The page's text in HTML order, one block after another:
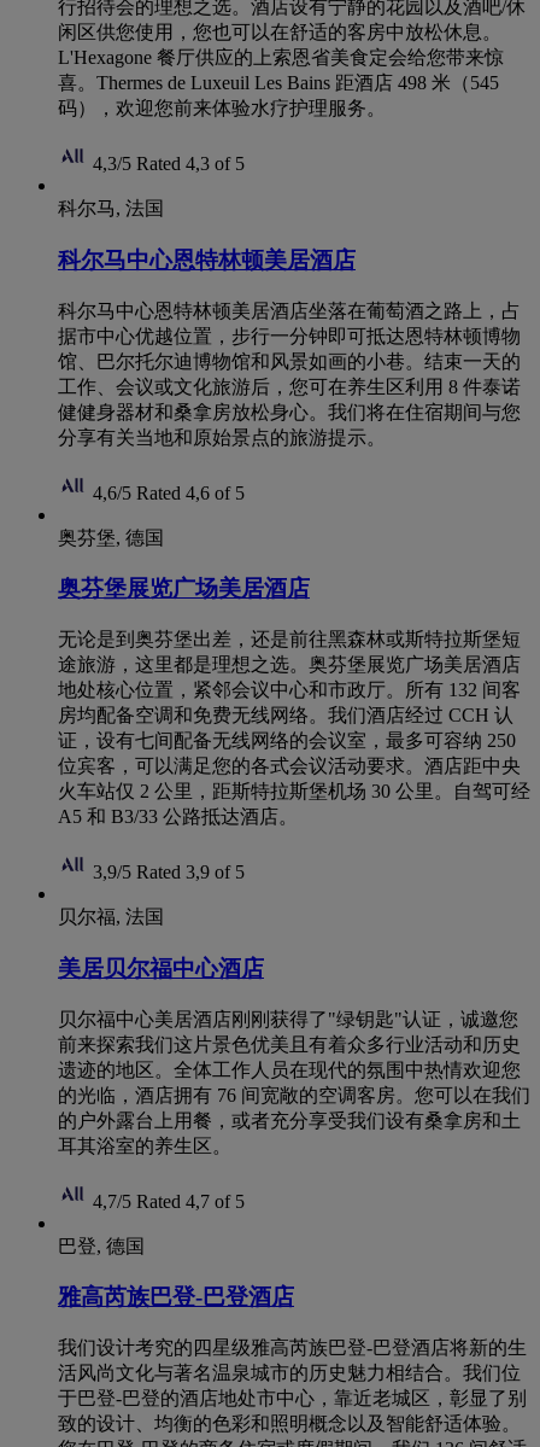
行招待会的理想之选。酒店设有宁静的花园以及酒吧/休
闲区供您使用，您也可以在舒适的客房中放松休息。
L'Hexagone 餐厅供应的上索恩省美食定会给您带来惊
喜。Thermes de Luxeuil Les Bains 距酒店 498 米（545
码），欢迎您前来体验水疗护理服务。
4,3/5 Rated 4,3 of 5
科尔马, 法国
科尔马中心恩特林顿美居酒店
科尔马中心恩特林顿美居酒店坐落在葡萄酒之路上，占
据市中心优越位置，步行一分钟即可抵达恩特林顿博物
馆、巴尔托尔迪博物馆和风景如画的小巷。结束一天的
工作、会议或文化旅游后，您可在养生区利用 8 件泰诺
健健身器材和桑拿房放松身心。我们将在住宿期间与您
分享有关当地和原始景点的旅游提示。
4,6/5 Rated 4,6 of 5
奥芬堡, 德国
奥芬堡展览广场美居酒店
无论是到奥芬堡出差，还是前往黑森林或斯特拉斯堡短
途旅游，这里都是理想之选。奥芬堡展览广场美居酒店
地处核心位置，紧邻会议中心和市政厅。所有 132 间客
房均配备空调和免费无线网络。我们酒店经过 CCH 认
证，设有七间配备无线网络的会议室，最多可容纳 250
位宾客，可以满足您的各式会议活动要求。酒店距中央
火车站仅 2 公里，距斯特拉斯堡机场 30 公里。自驾可经
A5 和 B3/33 公路抵达酒店。
3,9/5 Rated 3,9 of 5
贝尔福, 法国
美居贝尔福中心酒店
贝尔福中心美居酒店刚刚获得了"绿钥匙"认证，诚邀您
前来探索我们这片景色优美且有着众多行业活动和历史
遗迹的地区。全体工作人员在现代的氛围中热情欢迎您
的光临，酒店拥有 76 间宽敞的空调客房。您可以在我们
的户外露台上用餐，或者充分享受我们设有桑拿房和土
耳其浴室的养生区。
4,7/5 Rated 4,7 of 5
巴登, 德国
雅高芮族巴登-巴登酒店
我们设计考究的四星级雅高芮族巴登-巴登酒店将新的生
活风尚文化与著名温泉城市的历史魅力相结合。我们位
于巴登-巴登的酒店地处市中心，靠近老城区，彰显了别
致的设计、均衡的色彩和照明概念以及智能舒适体验。